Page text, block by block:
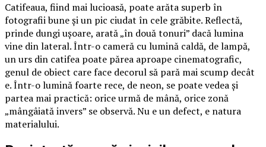
Catifeaua, fiind mai lucioasă, poate arăta superb în
fotografii bune și un pic ciudat în cele grăbite. Reflectă,
prinde dungi ușoare, arată „în două tonuri” dacă lumina
vine din lateral. Într-o cameră cu lumină caldă, de lampă,
un urs din catifea poate părea aproape cinematografic,
genul de obiect care face decorul să pară mai scump decât
e. Într-o lumină foarte rece, de neon, se poate vedea și
partea mai practică: orice urmă de mână, orice zonă
„mângâiată invers” se observă. Nu e un defect, e natura
materialului.